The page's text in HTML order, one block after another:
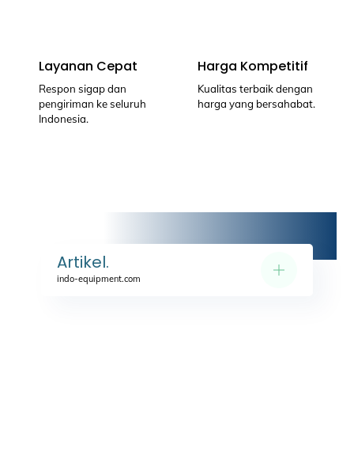
Layanan Cepat
Respon sigap dan
pengiriman ke seluruh
Indonesia.
Harga Kompetitif
Kualitas terbaik dengan
harga yang bersahabat.
Artikel.
indo-equipment.com